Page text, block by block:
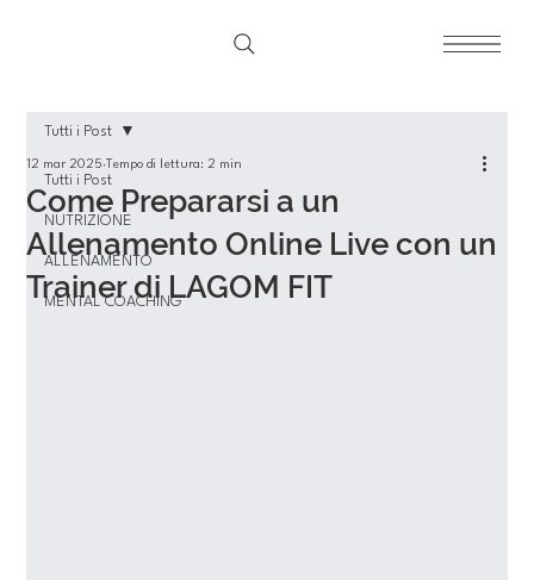
Tutti i Post
NUTRIZIONE
ALLENAMENTO
MENTAL COACHING
Tutti i Post
Come Prepararsi a un
Allenamento Online Live con un
Trainer di LAGOM FIT
12 mar 2025 Tempo di lettura: 2 min